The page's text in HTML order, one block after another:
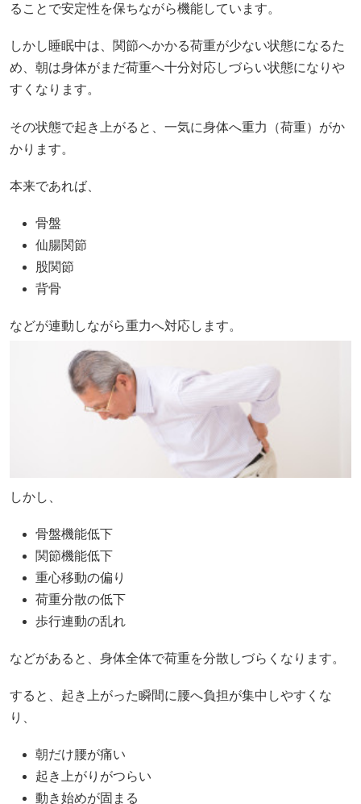
ることで安定性を保ちながら機能しています。
しかし睡眠中は、関節へかかる荷重が少ない状態になるた
め、朝は身体がまだ荷重へ十分対応しづらい状態になりや
すくなります。
その状態で起き上がると、一気に身体へ重力（荷重）がか
かります。
本来であれば、
骨盤
仙腸関節
股関節
背骨
などが連動しながら重力へ対応します。
しかし、
骨盤機能低下
関節機能低下
重心移動の偏り
荷重分散の低下
歩行連動の乱れ
などがあると、身体全体で荷重を分散しづらくなります。
すると、起き上がった瞬間に腰へ負担が集中しやすくな
り、
朝だけ腰が痛い
起き上がりがつらい
動き始めが固まる